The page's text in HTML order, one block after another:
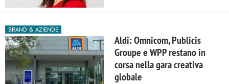
BRAND & AZIENDE
Aldi: Omnicom, Publicis
Groupe e WPP restano in
corsa nella gara creativa
globale